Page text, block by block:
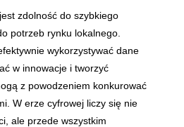
zdolność do szybkiego
potrzeb rynku lokalnego.
wykorzystywać dane
w innowacje i tworzyć
z powodzeniem konkurować
W erze cyfrowej liczy się nie
ale przede wszystkim